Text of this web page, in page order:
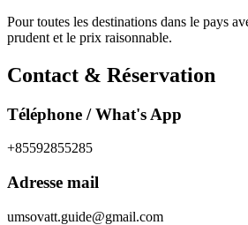
Pour toutes les destinations dans le pays
prudent et le prix raisonnable.
Contact & Réservation
Téléphone / What's App
+85592855285
Adresse mail
umsovatt.guide@gmail.com